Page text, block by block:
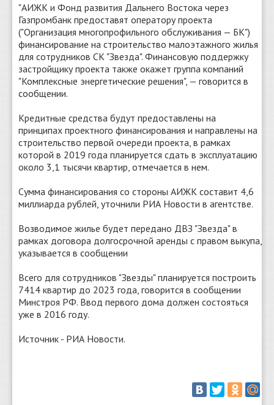
"АИЖК и Фонд развития Дальнего Востока через
Газпромбанк предоставят оператору проекта
("Организация многопрофильного обслуживания — БК")
финансирование на строительство малоэтажного жилья
для сотрудников СК "Звезда". Финансовую поддержку
застройщику проекта также окажет группа компаний
"Комплексные энергетические решения", — говорится в
сообщении.
Кредитные средства будут предоставлены на
принципах проектного финансирования и направлены на
строительство первой очереди проекта, в рамках
которой в 2019 года планируется сдать в эксплуатацию
около 3,1 тысячи квартир, отмечается в нем.
Сумма финансирования со стороны АИЖК составит 4,6
миллиарда рублей, уточнили РИА Новости в агентстве.
Возводимое жилье будет передано ДВЗ "Звезда" в
рамках договора долгосрочной аренды с правом выкупа,
указывается в сообщении
Всего для сотрудников "Звезды" планируется построить
7414 квартир до 2023 года, говорится в сообщении
Минстроя РФ. Ввод первого дома должен состояться
уже в 2016 году.
Источник - РИА Новости.